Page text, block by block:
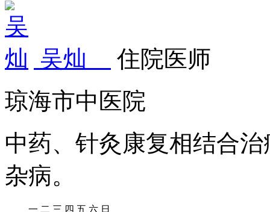
吴灿
住院医师
琼海市中医院
中药、针灸康复相结合
杂病。
一 二 三 四 五 六 日